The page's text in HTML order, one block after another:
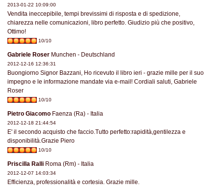
2013-01-22 10:09:00
Vendita ineccepibile, tempi brevissimi di risposta e di spedizione,
chiarezza nelle comunicazioni, libro perfetto. Giudizio più che positivo,
Ottimo!
10/10
Gabriele Roser Munchen - Deutschland
2012-12-16 12:36:31
Buongiorno Signor Bazzani, Ho ricevuto il libro ieri - grazie mille per il suo
impegno e le informazione mandate via e-mail! Cordiali saluti, Gabriele
Roser
10/10
Pietro Giacomo Faenza (Ra) - Italia
2012-12-18 21:44:54
E' il secondo acquisto che faccio.Tutto perfetto:rapidità,gentilezza e
disponibilità.Grazie Piero
10/10
Priscilla Ralli Roma (Rm) - Italia
2012-12-07 14:03:34
Efficienza, professionalità e cortesia. Grazie mille.